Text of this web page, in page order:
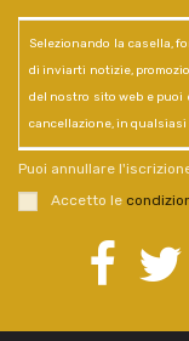
Selezionando la casella,
di inviarti notizie,
del nostro sito web e puoi
cancellazione, in qualsiasi
Puoi annullare
Accetto le